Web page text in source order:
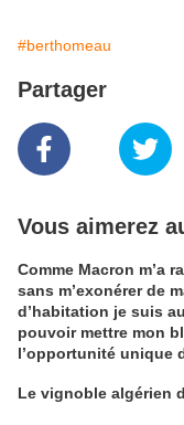
#berthomeau
Partager
Vous aimerez
Comme Macron m’a
sans m’exonérer de
d’habitation je suis
pouvoir mettre mon
l’opportunité unique
Alain Edouard
Le vignoble algérien